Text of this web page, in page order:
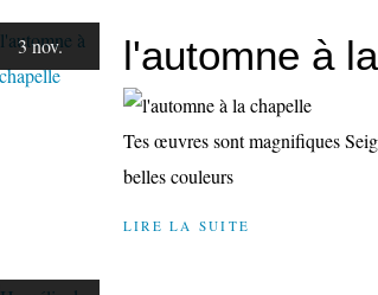
3 nov. l'automne à
Tes œuvres sont magnifiques
belles couleurs
LIRE LA SUITE